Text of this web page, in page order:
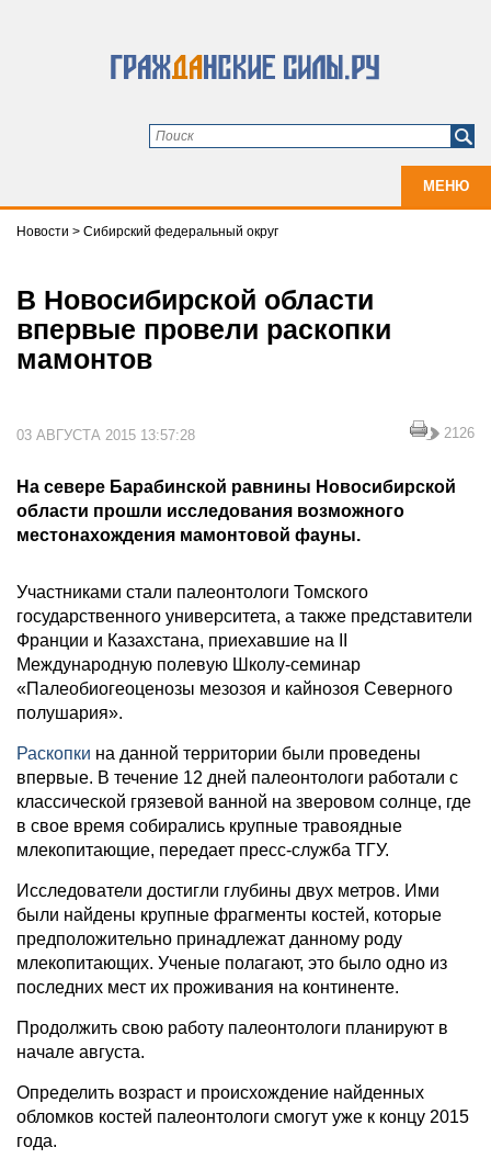
МЕНЮ
Новости > Сибирский федеральный округ
В Новосибирской области
впервые провели раскопки
мамонтов
03 АВГУСТА 2015 13:57:28 2126
На севере Барабинской равнины Новосибирской
области прошли исследования возможного
местонахождения мамонтовой фауны.
Участниками стали палеонтологи Томского
государственного университета, а также представители
Франции и Казахстана, приехавшие на II
Международную полевую Школу-семинар
«Палеобиогеоценозы мезозоя и кайнозоя Северного
полушария».
Раскопки на данной территории были проведены
впервые. В течение 12 дней палеонтологи работали с
классической грязевой ванной на зверовом солнце, где
в свое время собирались крупные травоядные
млекопитающие, передает пресс-служба ТГУ.
Исследователи достигли глубины двух метров. Ими
были найдены крупные фрагменты костей, которые
предположительно принадлежат данному роду
млекопитающих. Ученые полагают, это было одно из
последних мест их проживания на континенте.
Продолжить свою работу палеонтологи планируют в
начале августа.
Определить возраст и происхождение найденных
обломков костей палеонтологи смогут уже к концу 2015
года.